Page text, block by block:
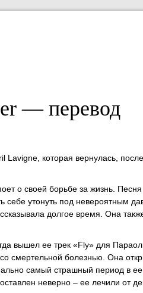
— перевод
которая вернулась,
о своей борьбе за жизнь. Песня
себе утонуть под невероятным
долгое время. Она
вышел ее трек «Fly» для
смертельной болезнью. Она
самый страшный период в
неверно – ее лечили от